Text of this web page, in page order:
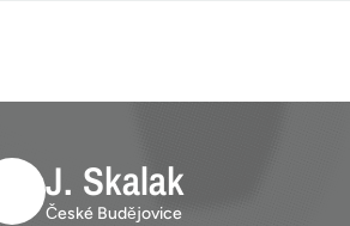
J. Skalak
České Budějovice